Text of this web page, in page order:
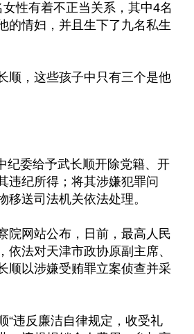
性有着不正当关系，其中4名
的情妇，并且生下了九名私生
顺，这些孩子中只有三个是他
纪委给予武长顺开除党籍、开
违纪所得；将其涉嫌犯罪问
移送司法机关依法处理。
院网站公布，日前，最高人民
依法对天津市政协原副主席、
顺以涉嫌受贿罪立案侦查并采
“违反廉洁自律规定，收受礼